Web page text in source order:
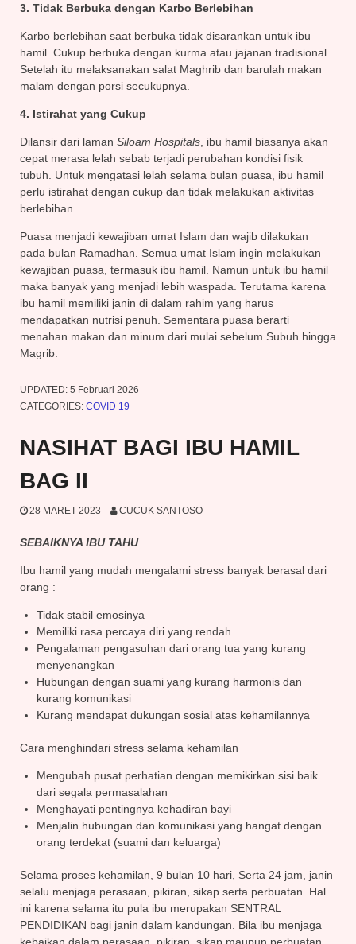
3. Tidak Berbuka dengan Karbo Berlebihan
Karbo berlebihan saat berbuka tidak disarankan untuk ibu
hamil. Cukup berbuka dengan kurma atau jajanan tradisional.
Setelah itu melaksanakan salat Maghrib dan barulah makan
malam dengan porsi secukupnya.
4. Istirahat yang Cukup
Dilansir dari laman Siloam Hospitals , ibu hamil biasanya akan
cepat merasa lelah sebab terjadi perubahan kondisi fisik
tubuh. Untuk mengatasi lelah selama bulan puasa, ibu hamil
perlu istirahat dengan cukup dan tidak melakukan aktivitas
berlebihan.
Puasa menjadi kewajiban umat Islam dan wajib dilakukan
pada bulan Ramadhan. Semua umat Islam ingin melakukan
kewajiban puasa, termasuk ibu hamil. Namun untuk ibu hamil
maka banyak yang menjadi lebih waspada. Terutama karena
ibu hamil memiliki janin di dalam rahim yang harus
mendapatkan nutrisi penuh. Sementara puasa berarti
menahan makan dan minum dari mulai sebelum Subuh hingga
Magrib.
UPDATED: 5 Februari 2026
CATEGORIES: COVID 19
NASIHAT BAGI IBU HAMIL
BAG II
28 MARET 2023 CUCUK SANTOSO
SEBAIKNYA IBU TAHU
Ibu hamil yang mudah mengalami stress banyak berasal dari
orang :
Tidak stabil emosinya
Memiliki rasa percaya diri yang rendah
Pengalaman pengasuhan dari orang tua yang kurang
menyenangkan
Hubungan dengan suami yang kurang harmonis dan
kurang komunikasi
Kurang mendapat dukungan sosial atas kehamilannya
Cara menghindari stress selama kehamilan
Mengubah pusat perhatian dengan memikirkan sisi baik
dari segala permasalahan
Menghayati pentingnya kehadiran bayi
Menjalin hubungan dan komunikasi yang hangat dengan
orang terdekat (suami dan keluarga)
Selama proses kehamilan, 9 bulan 10 hari, Serta 24 jam, janin
selalu menjaga perasaan, pikiran, sikap serta perbuatan. Hal
ini karena selama itu pula ibu merupakan SENTRAL
PENDIDIKAN bagi janin dalam kandungan. Bila ibu menjaga